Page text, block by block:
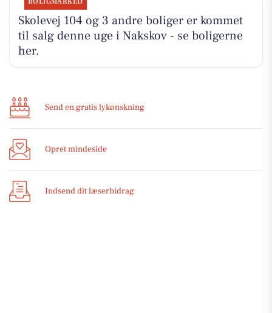
Skolevej 104 og 3 andre boliger er kommet
til salg denne uge i Nakskov - se boligerne
her.
Send en gratis lykønskning
Opret mindeside
Indsend dit læserbidrag